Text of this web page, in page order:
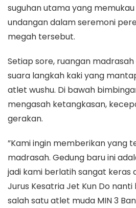
suguhan utama yang
undangan dalam seremoni
megah tersebut.
Setiap sore, ruangan
suara langkah kaki yang
atlet wushu. Di bawah
mengasah ketangkasan,
gerakan.
​”Kami ingin memberikan yang
madrasah. Gedung baru ini
jadi kami berlatih sangat keras
Jurus Kesatria Jet Kun Do nanti
salah satu atlet muda MIN 3